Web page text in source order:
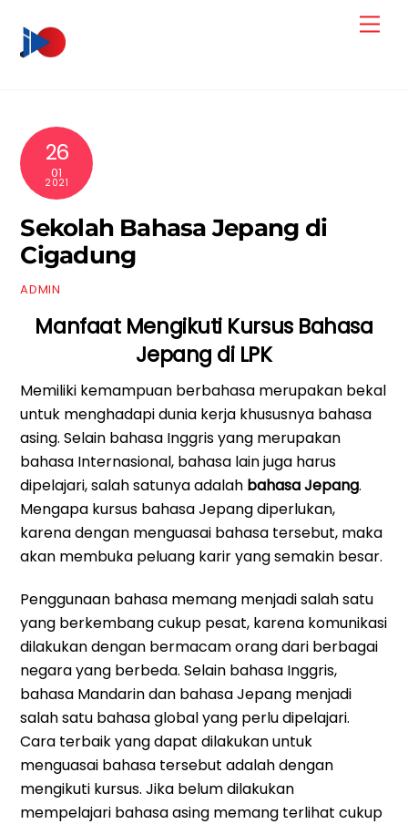
content
26
01
2021
Sekolah Bahasa Jepang di
Cigadung
ADMIN
Manfaat Mengikuti Kursus Bahasa
Jepang di LPK
Memiliki kemampuan berbahasa merupakan bekal
untuk menghadapi dunia kerja khususnya bahasa
asing. Selain bahasa Inggris yang merupakan
bahasa Internasional, bahasa lain juga harus
dipelajari, salah satunya adalah bahasa Jepang.
Mengapa kursus bahasa Jepang diperlukan,
karena dengan menguasai bahasa tersebut, maka
akan membuka peluang karir yang semakin besar.
Penggunaan bahasa memang menjadi salah satu
yang berkembang cukup pesat, karena komunikasi
dilakukan dengan bermacam orang dari berbagai
negara yang berbeda. Selain bahasa Inggris,
bahasa Mandarin dan bahasa Jepang menjadi
salah satu bahasa global yang perlu dipelajari.
Cara terbaik yang dapat dilakukan untuk
menguasai bahasa tersebut adalah dengan
mengikuti kursus. Jika belum dilakukan
mempelajari bahasa asing memang terlihat cukup